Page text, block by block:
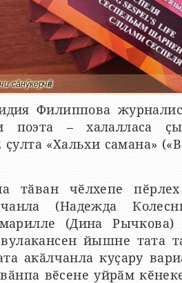
сӑнӳкерчӗк
Филиппова
поэта – халалласа
«Хальхи самана»
тӑван чӗлхепе
(Надежда
(Дина Рычкова)
йышне тата
акӑлчанла куҫару
вӗсене уйрӑм